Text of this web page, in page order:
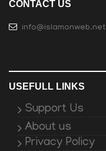
CONTACT US
info@islamonweb.net
USEFULL LINKS
Support Us
About us
Privacy Policy